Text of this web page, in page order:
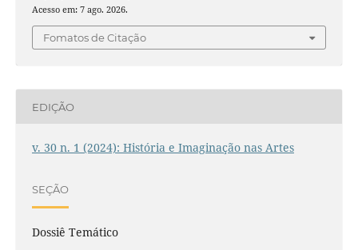
Acesso em: 7 ago. 2026.
Fomatos de Citação
EDIÇÃO
v. 30 n. 1 (2024): História e Imaginação nas Artes
SEÇÃO
Dossiê Temático